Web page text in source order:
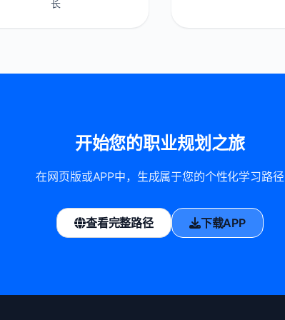
长
开始您的职业规划之旅
在网页版或APP中，生成属于您的个性化学习路径
查看完整路径 下载APP